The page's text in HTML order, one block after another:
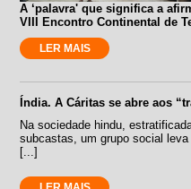
A ‘palavra' que significa a
VIII Encontro Continental de
LER MAIS
Índia. A Cáritas se abre aos
Na sociedade hindu,
subcastas, um grupo social
[...]